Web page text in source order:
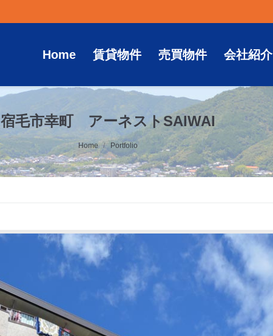
Home 賃貸物件 売買物件 会社紹介
宿毛市幸町 アーネストSAIWAI
Home Portfolio